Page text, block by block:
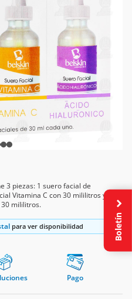
3 piezas: 1 suero facial de
Vitamina C con 30 mililitros y 1
mililitros.
para ver disponibilidad
Pago
Boletín